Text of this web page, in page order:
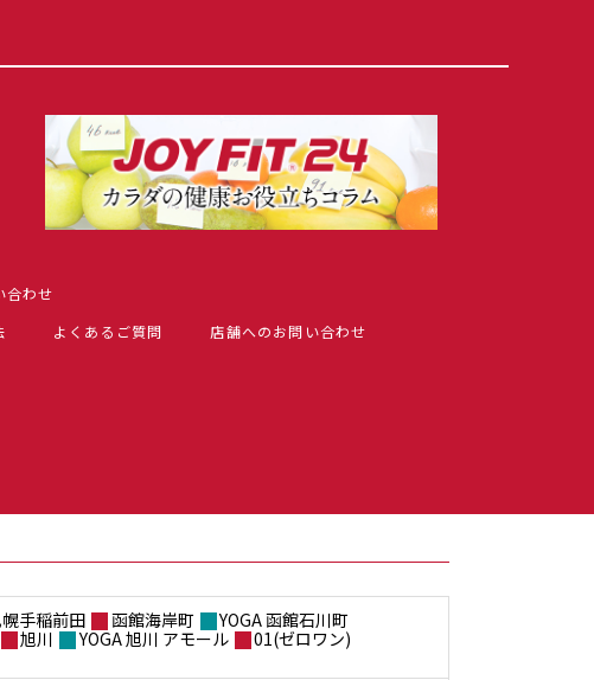
わせ
よくあるご質問
店舗へのお問い合わせ
手稲前田 函館海岸町
YOGA 函館石川町
旭川 YOGA 旭川 アモール
01(ゼロワン)